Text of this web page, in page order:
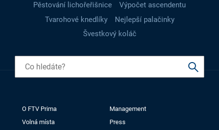
Pěstování lichořeřišnice
Výpočet ascendentu
Tvarohové knedlíky
Nejlepší palačinky
Švestkový koláč
O FTV Prima
Management
Volná místa
Press